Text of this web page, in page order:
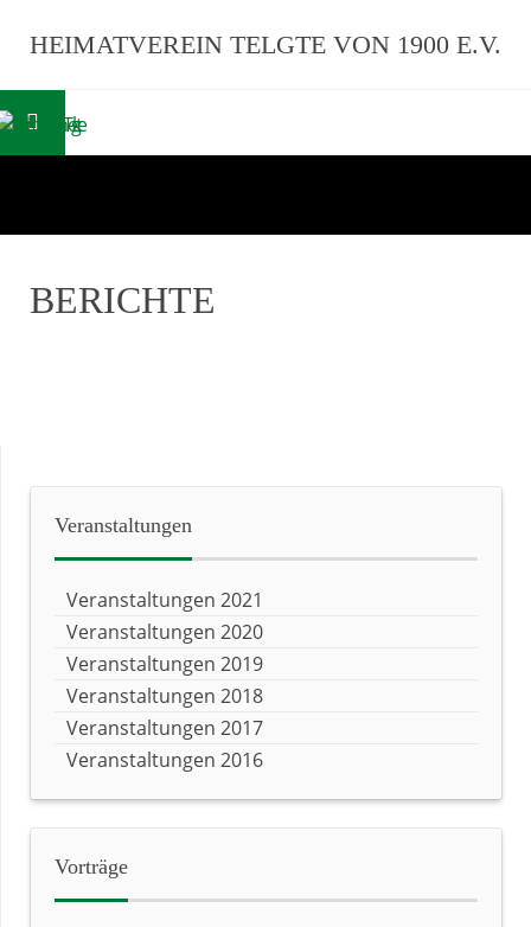
HEIMATVEREIN TELGTE VON 1900 E.V.
BERICHTE
Veranstaltungen
Veranstaltungen 2021
Veranstaltungen 2020
Veranstaltungen 2019
Veranstaltungen 2018
Veranstaltungen 2017
Veranstaltungen 2016
Vorträge